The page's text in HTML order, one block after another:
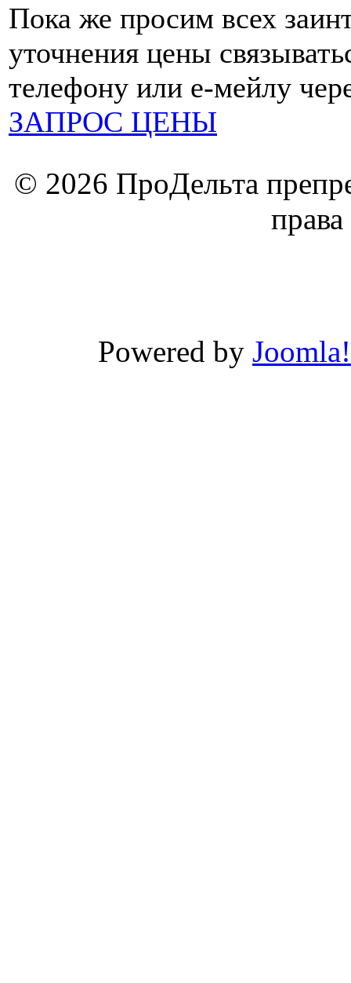
Пока же просим всех
уточнения цены
телефону или е-мейлу
ЗАПРОС ЦЕНЫ
© 2026 ПроДельта
Powered by Joomla!